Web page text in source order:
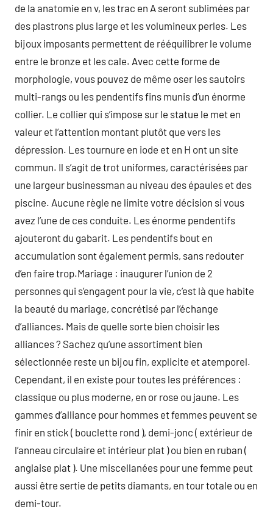
de la anatomie en v, les trac en A seront sublimées par
des plastrons plus large et les volumineux perles. Les
bijoux imposants permettent de rééquilibrer le volume
entre le bronze et les cale. Avec cette forme de
morphologie, vous pouvez de même oser les sautoirs
multi-rangs ou les pendentifs fins munis d’un énorme
collier. Le collier qui s’impose sur le statue le met en
valeur et l’attention montant plutôt que vers les
dépression. Les tournure en iode et en H ont un site
commun. Il s’agit de trot uniformes, caractérisées par
une largeur businessman au niveau des épaules et des
piscine. Aucune règle ne limite votre décision si vous
avez l’une de ces conduite. Les énorme pendentifs
ajouteront du gabarit. Les pendentifs bout en
accumulation sont également permis, sans redouter
d’en faire trop.Mariage : inaugurer l’union de 2
personnes qui s’engagent pour la vie, c’est là que habite
la beauté du mariage, concrétisé par l’échange
d’alliances. Mais de quelle sorte bien choisir les
alliances ? Sachez qu’une assortiment bien
sélectionnée reste un bijou fin, explicite et atemporel.
Cependant, il en existe pour toutes les préférences :
classique ou plus moderne, en or rose ou jaune. Les
gammes d’alliance pour hommes et femmes peuvent se
finir en stick ( bouclette rond ), demi-jonc ( extérieur de
l’anneau circulaire et intérieur plat ) ou bien en ruban (
anglaise plat ). Une miscellanées pour une femme peut
aussi être sertie de petits diamants, en tour totale ou en
demi-tour.